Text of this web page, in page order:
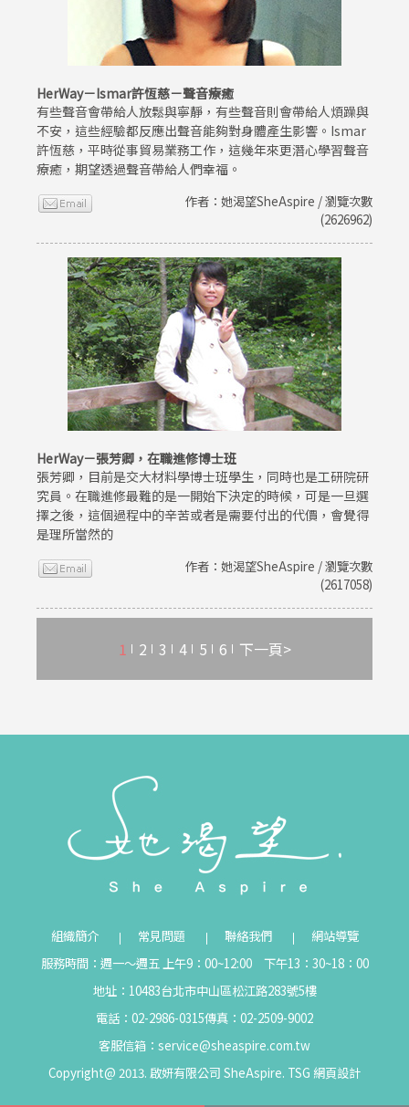
HerWay－Ismar許恆慈－聲音療癒
有些聲音會帶給人放鬆與寧靜，有些聲音則會帶給人煩躁與
不安，這些經驗都反應出聲音能夠對身體產生影響。Ismar
許恆慈，平時從事貿易業務工作，這幾年來更潛心學習聲音
療癒，期望透過聲音帶給人們幸福。
作者：她渴望SheAspire / 瀏覽次數
(2626962)
HerWay－張芳卿，在職進修博士班
張芳卿，目前是交大材料學博士班學生，同時也是工研院研
究員。在職進修最難的是一開始下決定的時候，可是一旦選
擇之後，這個過程中的辛苦或者是需要付出的代價，會覺得
是理所當然的
作者：她渴望SheAspire / 瀏覽次數
(2617058)
1 2 3 4 5 6 下一頁>
組織簡介 常見問題 聯絡我們
網站導覽
服務時間：週一～週五 上午9：00~12:00 下午13：30~18：00
地址：10483台北市中山區松江路283號5樓
電話：02-2986-0315傳真：02-2509-9002
客服信箱： service@sheaspire.com.tw
Copyright@ 2013. 啟妍有限公司 SheAspire. TSG 網頁設計